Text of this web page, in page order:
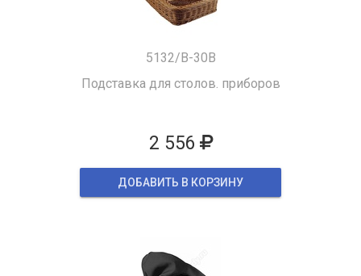
5132/B-30B
Подставка для столов. приборов
2 556
ДОБАВИТЬ В КОРЗИНУ